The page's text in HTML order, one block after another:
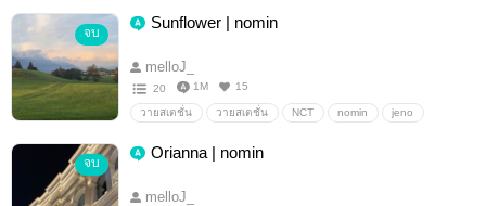
จบ
Sunflower | nomin
melloJ_
20 1M 15
วายสเตชั่น วายสเตชั่น NCT nomin jeno
จบ
Orianna | nomin
melloJ_